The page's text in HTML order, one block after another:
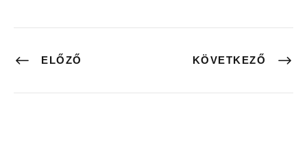
ELŐZŐ KÖVETKEZŐ